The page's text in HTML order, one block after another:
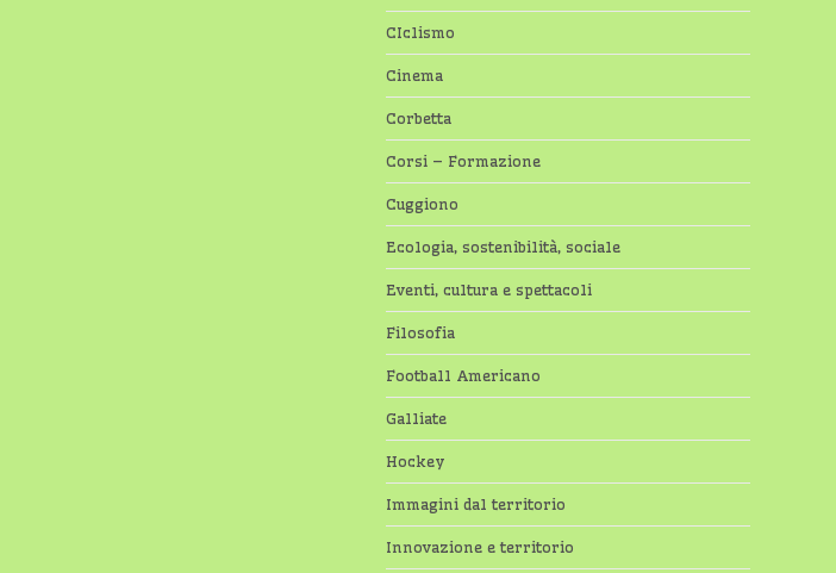
CIclismo
Cinema
Corbetta
Corsi – Formazione
Cuggiono
Ecologia, sostenibilità, sociale
Eventi, cultura e spettacoli
Filosofia
Football Americano
Galliate
Hockey
Immagini dal territorio
Innovazione e territorio